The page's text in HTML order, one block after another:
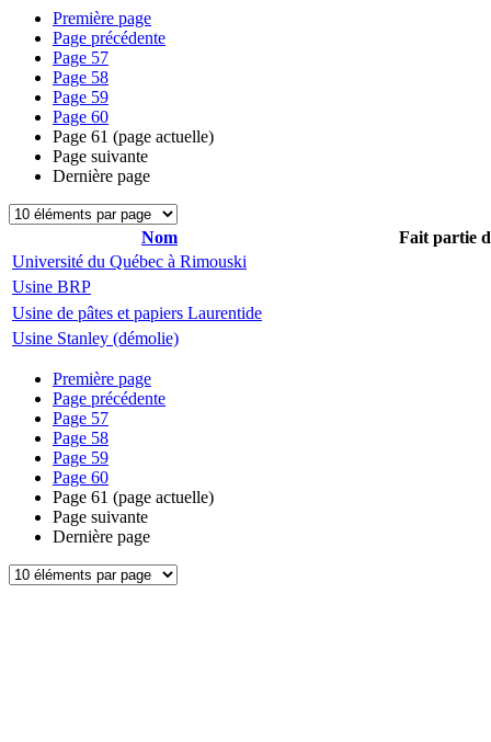
Première page
Page précédente
Page 57
Page 58
Page 59
Page 60
Page 61 (page actuelle)
Page suivante
Dernière page
Nom
Fait partie
Université du Québec à Rimouski
Usine BRP
Usine de pâtes et papiers Laurentide
Usine Stanley (démolie)
Première page
Page précédente
Page 57
Page 58
Page 59
Page 60
Page 61 (page actuelle)
Page suivante
Dernière page